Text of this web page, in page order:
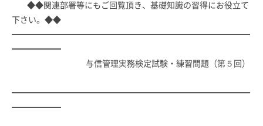
◆◆関連部署等にもご回覧頂き、基礎知識の習得にお役立て
下さい。◆◆
━━━━━━━━━━━━━━━━━━━━━━━━━━━━━
━━━━━━
与信管理実務検定試験・練習問題（第５回）
━━━━━━━━━━━━━━━━━━━━━━━━━━━━━
━━━━━━